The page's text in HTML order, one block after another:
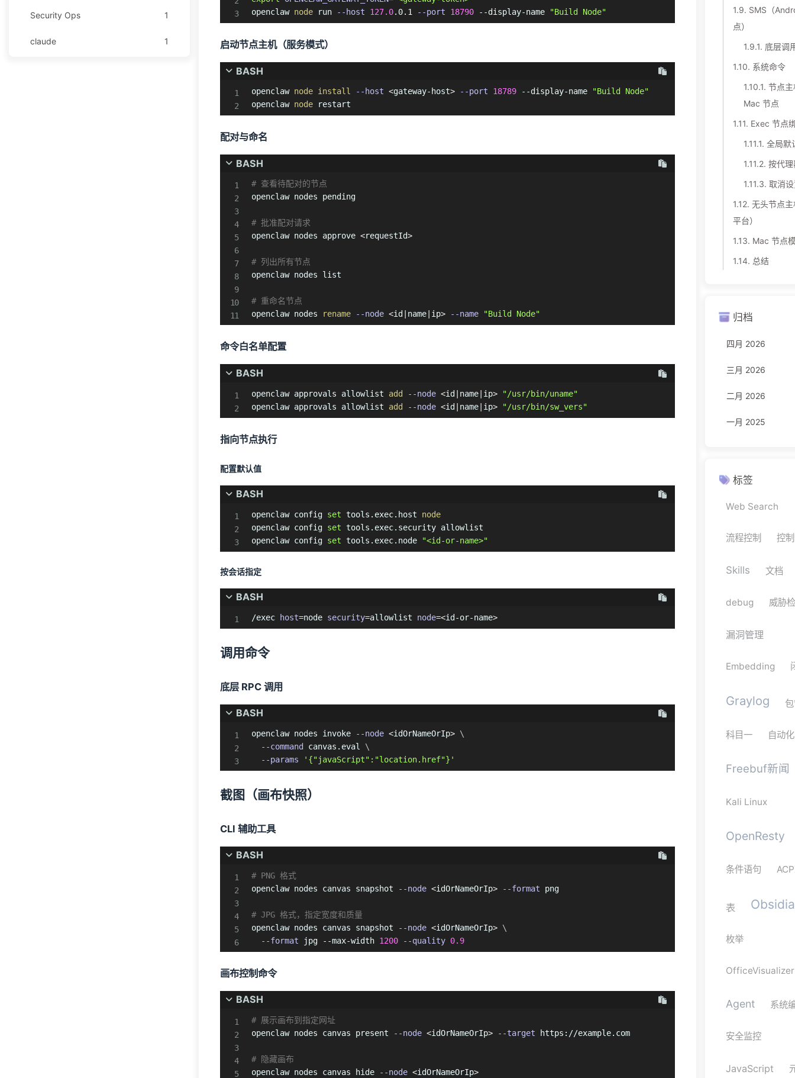
openclaw node run --host 127.0.0.1 --port 18790 --display-name "Build Node"
启动节点主机（服务模式）
BASH
openclaw node install --host <gateway-host> --port 18789 --display-name
"Build Node"
openclaw node restart
配对与命名
BASH
# 查看待配对的节点
openclaw nodes pending
# 批准配对请求
openclaw nodes approve <requestId>
# 列出所有节点
openclaw nodes list
# 重命名节点
openclaw nodes
rename --node <id name ip> --name "Build Node"
命令白名单配置
BASH
openclaw approvals allowlist add --node <id| name| ip>
"/usr/bin/uname"
openclaw approvals allowlist add --node <id| name| ip> "/usr/bin/sw_vers"
指向节点执行
配置默认值
BASH
openclaw config set tools.exec.host node
openclaw config set tools.exec.security allowlist
openclaw config set tools.exec.node "<id-or-name>"
按会话指定
BASH
/exec host=node security=allowlist node=<id-or-name>
调用命令
底层 RPC 调用
BASH
openclaw nodes invoke --node <idOrNameOrIp> \
--command
canvas.eval \
--params
'{"javaScript":"location.href"}'
截图（画布快照）
CLI 辅助工具
BASH
# PNG 格式
openclaw nodes canvas snapshot
--node <idOrNameOrIp> --format png
# JPG 格式，指定宽度和质量
openclaw nodes canvas snapshot
--node <idOrNameOrIp> \
--format jpg --max-width 1200 --quality 0.9
画布控制命令
BASH
# 展示画布到指定网址
openclaw nodes canvas present
--node <idOrNameOrIp> --target https://example.com
# 隐藏画布
openclaw nodes canvas hide
--node <idOrNameOrIp>
Security Ops 1
claude 1
1.9. SMS（
点）
1.9.1. 底层调
1.10. 系统命令
1.10.1. 节点
Mac 节点
1.11. Exec 节点
1.11.1. 全局默
1.11.2. 按代
1.11.3. 取消
1.12. 无头节点
平台）
1.13. Mac 节点
1.14. 总结
归档
四月 2026
三月 2026
二月 2026
一月 2025
标签
Web Search
流程控制 控
Skills 文档
debug 威胁
漏洞管理
Embedding
Graylog
科目一 自动化
Freebuf新闻
Kali Linux
OpenResty
条件语句
表
枚举
OfficeVisualizer
Agent 系统
安全监控
JavaScript